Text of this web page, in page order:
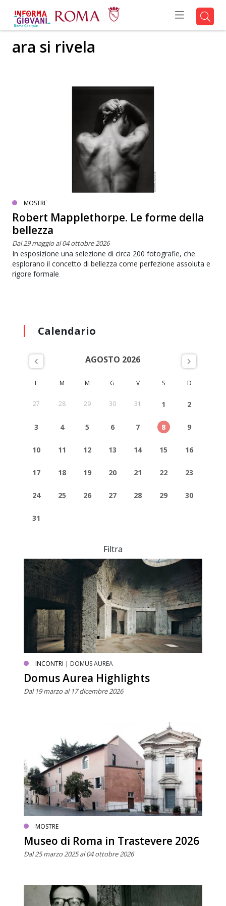
ara si rivela
MOSTRE
Robert Mapplethorpe. Le forme della
bellezza
Dal 29 maggio al 04 ottobre 2026
In esposizione una selezione di circa 200 fotografie, che
esplorano il concetto di bellezza come perfezione assoluta e
rigore formale
Calendario
AGOSTO 2026
L M M G V S D
27 28 29 30 31 1 2
3 4 5 6 7 8 9
10 11 12 13 14 15 16
17 18 19 20 21 22 23
24 25 26 27 28 29 30
31
Filtra
INCONTRI | DOMUS AUREA
Domus Aurea Highlights
Dal 19 marzo al 17 dicembre 2026
MOSTRE
Museo di Roma in Trastevere 2026
Dal 25 marzo 2025 al 04 ottobre 2026